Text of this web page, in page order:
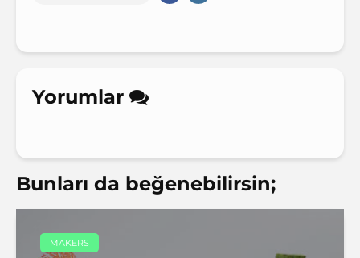
Yorumlar
Bunları da beğenebilirsin;
MAKERS